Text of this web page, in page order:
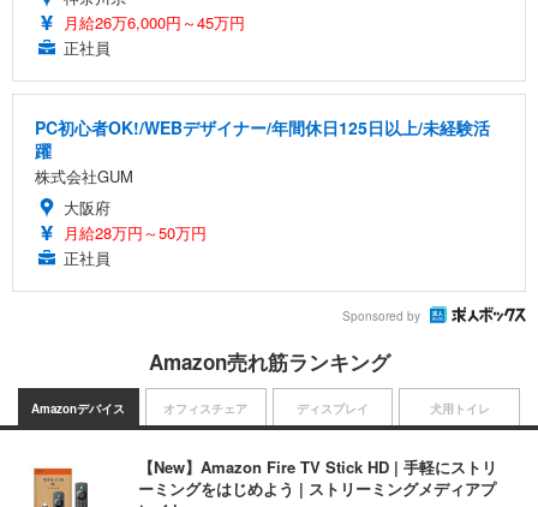
月給26万6,000円～45万円
正社員
PC初心者OK!/WEBデザイナー/年間休日125日以上/未経験活
躍
株式会社GUM
大阪府
月給28万円～50万円
正社員
Sponsored by
Amazon売れ筋ランキング
Amazonデバイス
【New】Amazon Fire TV Stick HD | 手軽にストリ
ーミングをはじめよう | ストリーミングメディアプ
オフィスチェア ディスプレイ 犬用トイレ